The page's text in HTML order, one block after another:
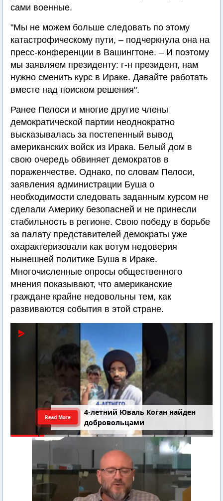
сами военные.
"Мы не можем больше следовать по этому
катастрофическому пути, – подчеркнула она на
пресс-конференции в Вашингтоне. – И поэтому
мы заявляем президенту: г-н президент, нам
нужно сменить курс в Ираке. Давайте работать
вместе над поиском решения".
Ранее Пелоси и многие другие члены
демократической партии неоднократно
высказывалась за постепенный вывод
американских войск из Ирака. Белый дом в
свою очередь обвиняет демократов в
пораженчестве. Однако, по словам Пелоси,
заявления администрации Буша о
необходимости следовать заданным курсом не
сделали Америку безопасней и не принесли
стабильность в регионе. Свою победу в борьбе
за палату представителей демократы уже
охарактеризовали как вотум недоверия
нынешней политике Буша в Ираке.
Многочисленные опросы общественного
мнения показывают, что американские
граждане крайне недовольны тем, как
развиваются события в этой стране.
4-летний Юваль Коган найден
добровольцами
Read More